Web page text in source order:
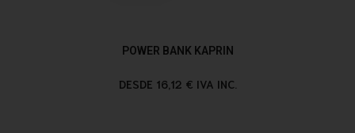
POWER BANK KAPRIN
DESDE 16,12 € IVA INC.